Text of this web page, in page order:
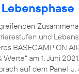
und
BASECAMP ON
am 1. Juni
auf dem Panel u.